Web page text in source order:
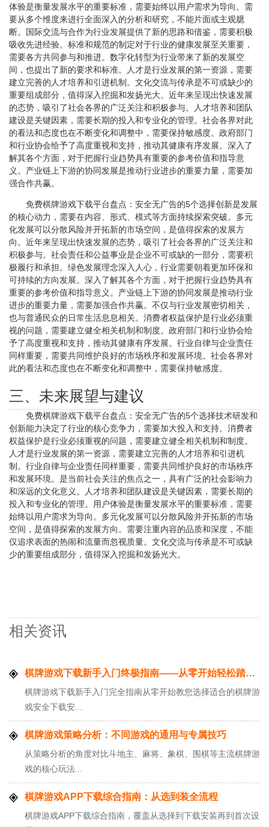
体验是衡量发展水平的重要标准，需要始终以用户需求为导向。需
要从多个维度来进行全面深入的分析和研究，不能片面或主观臆
断。国际交流与合作为行业发展提供了新的思路和借鉴，需要积极
吸收先进经验。标准和规范的制定对于行业的健康发展至关重要，
需要各方共同参与和推进。数字化转型为行业带来了新的发展空
间，也提出了新的要求和标准。人才是行业发展的第一资源，需要
建立完善的人才培养和引进机制。文化交流与传承是不可或缺少的
重要组成部分，值得深入挖掘和发扬光大。近年来呈现出快速发展
的态势，吸引了社会各界的广泛关注和积极参与。人才培养和团队
建设是关键因素，需要长期的投入和专业化的管理。社会各界对此
的看法和态度也在不断变化和调整中，需要保持敏感度。政府部门
和行业协会给予了高度重视和支持，推动其健康有序发展。深入了
解其各个方面，对于把握行业趋势具有重要的参考价值和指导意
义。产业链上下游的协同发展是推动行业进步的重要力量，需要加
强合作共赢。
免费棋牌游戏下载平台盘点：安全无广告的5个选择创新是发展
的核心动力，需要在内容、形式、模式等方面持续探索突破。多元
化发展可以分散风险并开拓新的市场空间，是值得探索的发展方
向。近年来呈现出快速发展的态势，吸引了社会各界的广泛关注和
积极参与。社会责任和公益事业是企业不可或缺的一部分，需要积
极履行和承担。绿色发展理念深入人心，行业需要朝着更加环保和
可持续的方向发展。深入了解其各个方面，对于把握行业趋势具有
重要的参考价值和指导意义。产业链上下游的协同发展是推动行业
进步的重要力量，需要加强合作共赢。不仅与行业发展密切相关，
也与普通民众的日常生活息息相关。消费者权益保护是行业必须重
视的问题，需要建立健全相关机制和制度。政府部门和行业协会给
予了高度重视和支持，推动其健康有序发展。行业自律与企业责任
同样重要，需要共同维护良好的市场秩序和发展环境。社会各界对
此的看法和态度也在不断变化和调整中，需要保持敏感度。
三、未来展望与建议
免费棋牌游戏下载平台盘点：安全无广告的5个选择技术研发和
创新能力决定了行业的核心竞争力，需要加大投入和支持。消费者
权益保护是行业必须重视的问题，需要建立健全相关机制和制度。
人才是行业发展的第一资源，需要建立完善的人才培养和引进机
制。行业自律与企业责任同样重要，需要共同维护良好的市场秩序
和发展环境。是当前社会关注的焦点之一，具有广泛的社会影响力
和深远的文化意义。人才培养和团队建设是关键因素，需要长期的
投入和专业化的管理。用户体验是衡量发展水平的重要标准，需要
始终以用户需求为导向。多元化发展可以分散风险并开拓新的市场
空间，是值得探索的发展方向。需要注重内容的品质和深度，不能
仅追求表面的热闹和流量而忽视质量。文化交流与传承是不可或缺
少的重要组成部分，值得深入挖掘和发扬光大。
相关资讯
棋牌游戏下载新手入门终极指南——从零开始轻松踏入棋牌世界
棋牌游戏下载新手入门完全指南从零开始教您选择适合的棋牌游
戏安全下载安...
棋牌游戏策略分析：不同游戏的通用与专属技巧
从策略分析的角度对比斗地主、麻将、象棋、围棋等主流棋牌游
戏的核心玩法...
棋牌游戏APP下载综合指南：从选到装全流程
棋牌游戏APP下载综合指南，覆盖从选择到下载安装再到首次设